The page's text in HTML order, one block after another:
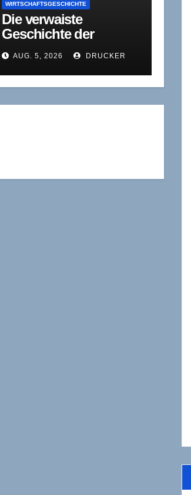
WIRTSCHAFTSGESCHICHTE
Die verwaiste
Geschichte der
deutschen
Wirtschaftspolitik
AUG. 5, 2026 DRUCKER